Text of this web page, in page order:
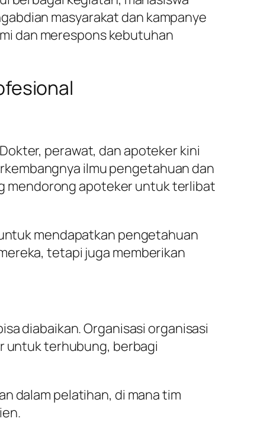
masyarakat dan kampanye
dan merespons kebutuhan
perawat, dan apoteker kini
ilmu pengetahuan dan
mendorong apoteker untuk terlibat
mendapatkan pengetahuan
tetapi juga memberikan
diabaikan. Organisasi organisasi
untuk terhubung, berbagi
dalam pelatihan, di mana tim